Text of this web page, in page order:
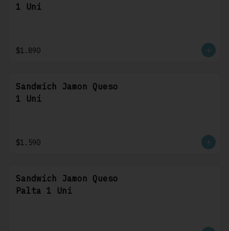
1 Uni
$1.890
Sandwich Jamon Queso
1 Uni
$1.590
Sandwich Jamon Queso
Palta 1 Uni